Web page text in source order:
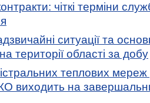
чіткі терміни
ситуації та
території області за добу
теплових мереж
виходить на